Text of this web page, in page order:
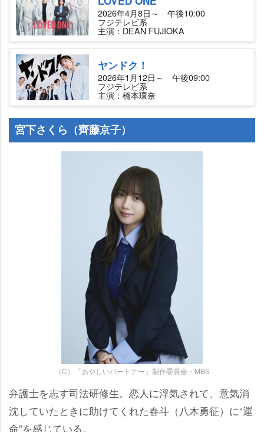
2026年4月8日～ 午後10:00
フジテレビ系
主演：DEAN FUJIOKA
ヤンドク！
2026年1月12日～ 午後09:00
フジテレビ系
主演：橋本環奈
宮下さくら（齊藤京子）
（C）「あやしいパートナー」製作委員会・MBS
弁護士を志す司法研修生。恋人に浮気されて、意気消
沈していたときに助けてくれた春斗（八木勇征）に“運
命”を感じている。